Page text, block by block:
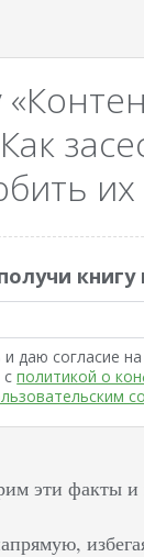
книгу
даю согласие
сполитикой о
эти факты